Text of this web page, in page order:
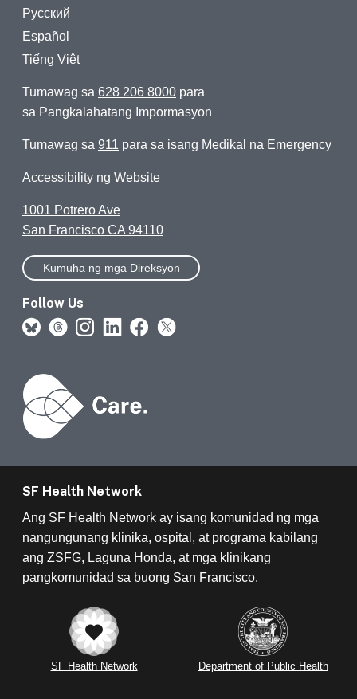
Русский
Español
Tiếng Việt
Tumawag sa 628 206 8000 para
sa Pangkalahatang Impormasyon
Tumawag sa 911 para sa isang Medikal na Emergency
Accessibility ng Website
1001 Potrero Ave
San Francisco CA 94110
Kumuha ng mga Direksyon
Follow Us
SF Health Network Department of Public Health
SF Health Network
Ang SF Health Network ay isang komunidad ng mga
nangungunang klinika, ospital, at programa kabilang
ang ZSFG, Laguna Honda, at mga klinikang
pangkomunidad sa buong San Francisco.